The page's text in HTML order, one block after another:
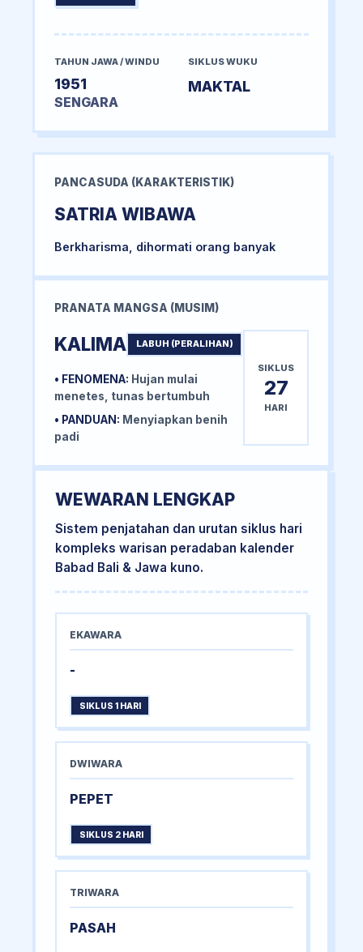
TAHUN JAWA / WINDU
1951
SENGARA
SIKLUS WUKU
MAKTAL
PANCASUDA (KARAKTERISTIK)
SATRIA WIBAWA
Berkharisma, dihormati orang banyak
PRANATA MANGSA (MUSIM)
KALIMA LABUH (PERALIHAN)
• FENOMENA: Hujan mulai
menetes, tunas bertumbuh
• PANDUAN: Menyiapkan benih
padi
SIKLUS
27
HARI
WEWARAN LENGKAP
Sistem penjatahan dan urutan siklus hari
kompleks warisan peradaban kalender
Babad Bali & Jawa kuno.
EKAWARA
-
SIKLUS 1 HARI
DWIWARA
PEPET
SIKLUS 2 HARI
TRIWARA
PASAH